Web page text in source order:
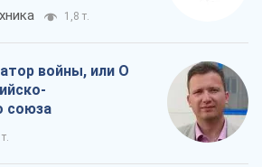
1,8 т.
войны, или О
союза